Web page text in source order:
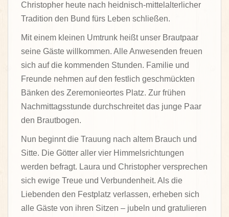
Christopher heute nach heidnisch-mittelalterlicher
Tradition den Bund fürs Leben schließen.
Mit einem kleinen Umtrunk heißt unser Brautpaar
seine Gäste willkommen. Alle Anwesenden freuen
sich auf die kommenden Stunden. Familie und
Freunde nehmen auf den festlich geschmückten
Bänken des Zeremonieortes Platz. Zur frühen
Nachmittagsstunde durchschreitet das junge Paar
den Brautbogen.
Nun beginnt die Trauung nach altem Brauch und
Sitte. Die Götter aller vier Himmelsrichtungen
werden befragt. Laura und Christopher versprechen
sich ewige Treue und Verbundenheit. Als die
Liebenden den Festplatz verlassen, erheben sich
alle Gäste von ihren Sitzen – jubeln und gratulieren